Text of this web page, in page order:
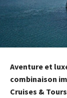
Aventure et
combinaison
Cruises &